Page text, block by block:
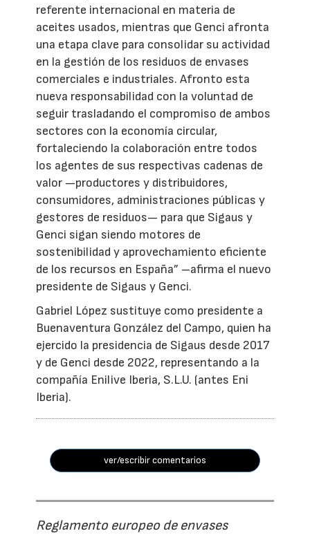
referente internacional en materia de
aceites usados, mientras que Genci afronta
una etapa clave para consolidar su actividad
en la gestión de los residuos de envases
comerciales e industriales. Afronto esta
nueva responsabilidad con la voluntad de
seguir trasladando el compromiso de ambos
sectores con la economía circular,
fortaleciendo la colaboración entre todos
los agentes de sus respectivas cadenas de
valor —productores y distribuidores,
consumidores, administraciones públicas y
gestores de residuos— para que Sigaus y
Genci sigan siendo motores de
sostenibilidad y aprovechamiento eficiente
de los recursos en España” –afirma el nuevo
presidente de Sigaus y Genci.
Gabriel López sustituye como presidente a
Buenaventura González del Campo, quien ha
ejercido la presidencia de Sigaus desde 2017
y de Genci desde 2022, representando a la
compañía Enilive Iberia, S.L.U. (antes Eni
Iberia).
ver/escribir comentarios
Reglamento europeo de envases